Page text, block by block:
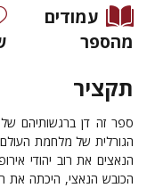
עמודים
מהספר
תקציר
ספר זה דן ברגשותיהם של
הגורלית של מלחמת
הנאצים את רוב יהודי
הכובש הנאצי, היכתה את